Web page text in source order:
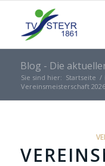
Blog - Die
Sie sind hier: Startseite /
Vereinsmeisterschaft 2026